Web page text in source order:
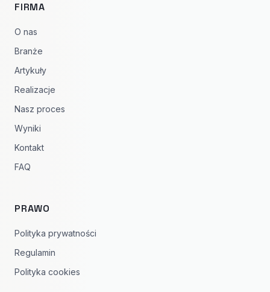
FIRMA
O nas
Branże
Artykuły
Realizacje
Nasz proces
Wyniki
Kontakt
FAQ
PRAWO
Polityka prywatności
Regulamin
Polityka cookies